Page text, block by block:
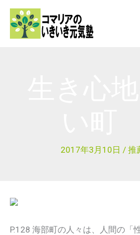
2017年3月10日 / 推
P.128 海部町の人々は、人間の「